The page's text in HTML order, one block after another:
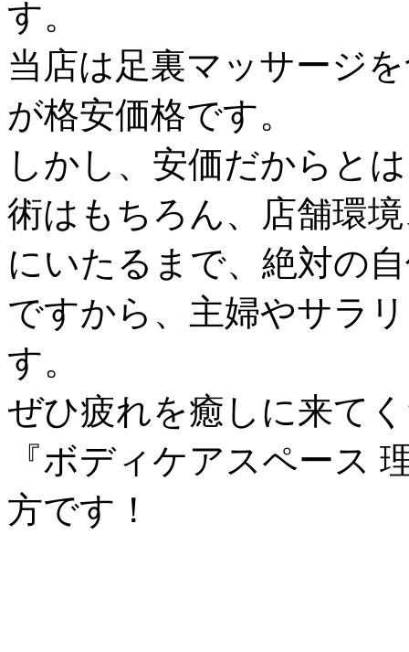
す。
当店は足裏マッサージ
が格安価格です。
しかし、安価だからと
術はもちろん、店舗環
にいたるまで、絶対の
ですから、主婦やサラ
す。
ぜひ疲れを癒しに来て
『ボディケアスペース
方です！